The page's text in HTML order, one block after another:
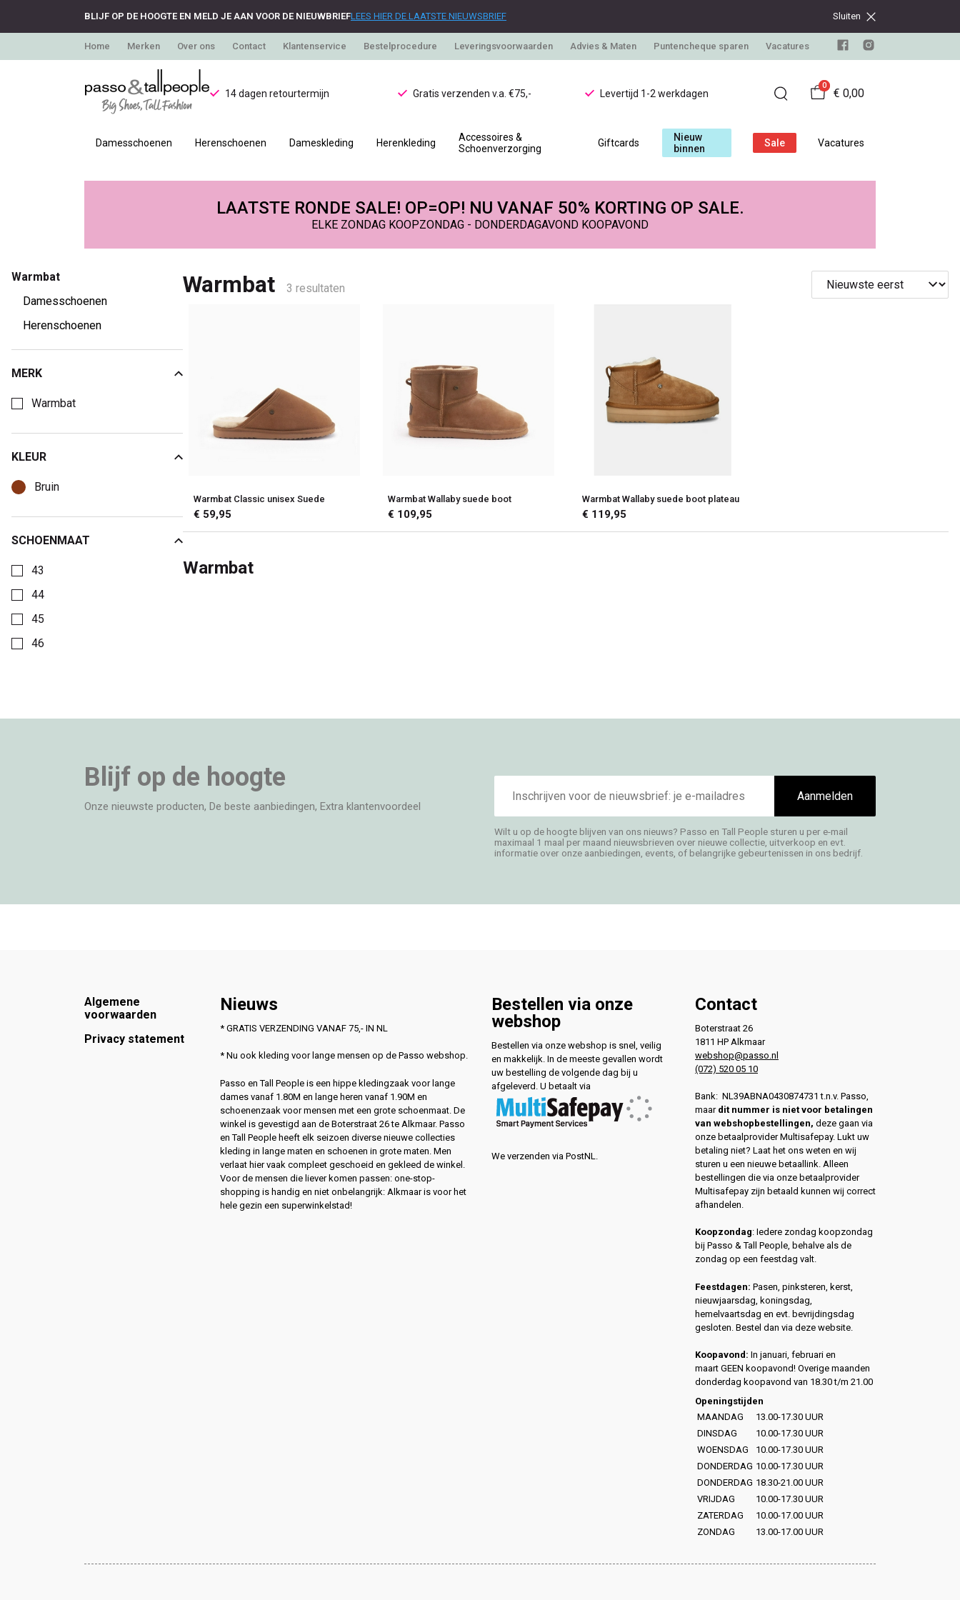
BLIJF OP DE HOOGTE EN MELD JE AAN VOOR DE NIEUWBRIEFLEES HIER DE LAATSTE NIEUWSBRIEF Sluiten
Home Merken Over ons Contact Klantenservice Bestelprocedure Leveringsvoorwaarden Advies & Maten Puntencheque sparen Vacatures
14 dagen retourtermijn Gratis verzenden v.a. €75,- Levertijd 1-2 werkdagen
0
€ 0,00
Damesschoenen Herenschoenen Dameskleding Herenkleding
Accessoires &
Schoenverzorging
Giftcards
Nieuw
binnen
Sale Vacatures
Warmbat
Passo
LAATSTE RONDE SALE! OP=OP! NU VANAF 50% KORTING OP SALE.
ELKE ZONDAG KOOPZONDAG - DONDERDAGAVOND KOOPAVOND
Warmbat
Damesschoenen
Herenschoenen
MERK
Warmbat
KLEUR
Bruin
SCHOENMAAT
43
44
45
46
Warmbat 3 resultaten
Warmbat Classic unisex Suede
€ 59,95
Warmbat Wallaby suede boot
€ 109,95
Warmbat Wallaby suede boot plateau
€ 119,95
Warmbat
Blijf op de hoogte
Onze nieuwste producten, De beste aanbiedingen, Extra klantenvoordeel
E-
mailadres
Aanmelden
Wilt u op de hoogte blijven van ons nieuws? Passo en Tall People sturen u per e-mail
maximaal 1 maal per maand nieuwsbrieven over nieuwe collectie, uitverkoop en evt.
informatie over onze aanbiedingen, events, of belangrijke gebeurtenissen in ons bedrijf.
Footer
Algemene
voorwaarden
Privacy statement
Nieuws
* GRATIS VERZENDING VANAF 75,- IN NL
* Nu ook kleding voor lange mensen op de Passo webshop.
Passo en Tall People is een hippe kledingzaak voor lange
dames vanaf 1.80M en lange heren vanaf 1.90M en
schoenenzaak voor mensen met een grote schoenmaat. De
winkel is gevestigd aan de Boterstraat 26 te Alkmaar. Passo
en Tall People heeft elk seizoen diverse nieuwe collecties
kleding in lange maten en schoenen in grote maten. Men
verlaat hier vaak compleet geschoeid en gekleed de winkel.
Voor de mensen die liever komen passen: one-stop-
shopping is handig en niet onbelangrijk: Alkmaar is voor het
hele gezin een superwinkelstad!
Bestellen via onze
webshop
Bestellen via onze webshop is snel, veilig
en makkelijk. In de meeste gevallen wordt
uw bestelling de volgende dag bij u
afgeleverd. U betaalt via
We verzenden via PostNL.
Contact
Boterstraat 26
1811 HP Alkmaar
webshop@passo.nl
(072) 520 05 10
Bank: NL39ABNA0430874731 t.n.v. Passo,
maardit nummer is niet voor betalingen
van webshopbestellingen, deze gaan via
onze betaalprovider Multisafepay. Lukt uw
betaling niet? Laat het ons weten en wij
sturen u een nieuwe betaallink. Alleen
bestellingen die via onze betaalprovider
Multisafepay zijn betaald kunnen wij correct
afhandelen.
Koopzondag: Iedere zondag koopzondag
bij Passo & Tall People, behalve als de
zondag op een feestdag valt.
Feestdagen: Pasen, pinksteren, kerst,
nieuwjaarsdag, koningsdag,
hemelvaartsdag en evt. bevrijdingsdag
gesloten. Bestel dan via deze website.
Koopavond: In januari, februari en
maart GEEN koopavond! Overige maanden
donderdag koopavond van 18.30 t/m 21.00
Openingstijden
MAANDAG
13.00-17.30 UUR
DINSDAG
10.00-17.30 UUR
WOENSDAG
10.00-17.30 UUR
DONDERDAG 10.00-17.30 UUR
DONDERDAG 18.30-21.00 UUR
VRIJDAG
10.00-17.30 UUR
ZATERDAG
10.00-17.00 UUR
ZONDAG
13.00-17.00 UUR